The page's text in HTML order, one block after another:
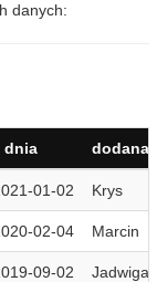
danych:
dnia dodana
01-02 Krys
02-04 Marcin
09-02 Jadwiga